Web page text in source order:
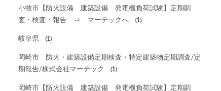
小牧市【防火設備 建築設備 発電機負荷試験】定期調
査・検査・報告 ⇒ マーテックへ
(1)
岐阜県 (1)
岡崎市 防火・建築設備定期検査・特定建築物定期調査/定
期報告/株式会社マーテック
(1)
岡崎市【防火設備 建築設備 発電機負荷試験】定期調